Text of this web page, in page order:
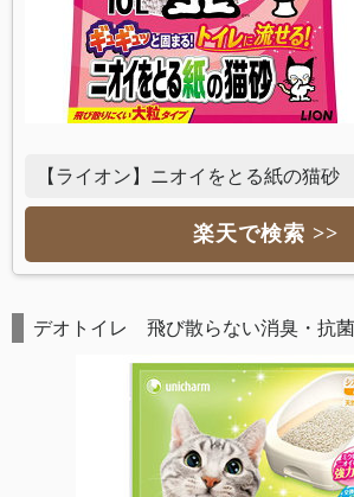
【ライオン】ニオイをとる紙の猫砂
楽天で検索 >>
デオトイレ 飛び散らない消臭・抗